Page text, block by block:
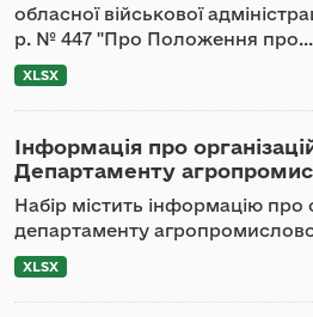
обласної військової
р. № 447 "Про Положення про...
XLSX
Інформація про
Департаменту
Набір містить інформацію про
департаменту
XLSX